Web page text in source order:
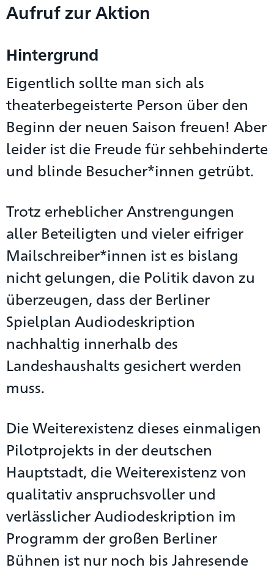
Aufruf zur Aktion
Hintergrund
Eigentlich sollte man sich als
theaterbegeisterte Person über den
Beginn der neuen Saison freuen! Aber
leider ist die Freude für sehbehinderte
und blinde Besucher*innen getrübt.
Trotz erheblicher Anstrengungen
aller Beteiligten und vieler eifriger
Mailschreiber*innen ist es bislang
nicht gelungen, die Politik davon zu
überzeugen, dass der Berliner
Spielplan Audiodeskription
nachhaltig innerhalb des
Landeshaushalts gesichert werden
muss.
Die Weiterexistenz dieses einmaligen
Pilotprojekts in der deutschen
Hauptstadt, die Weiterexistenz von
qualitativ anspruchsvoller und
verlässlicher Audiodeskription im
Programm der großen Berliner
Bühnen ist nur noch bis Jahresende